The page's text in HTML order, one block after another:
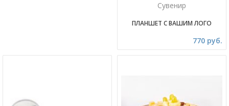
Сувенир
ПЛАНШЕТ С ВАШИМ ЛОГО
770 руб.